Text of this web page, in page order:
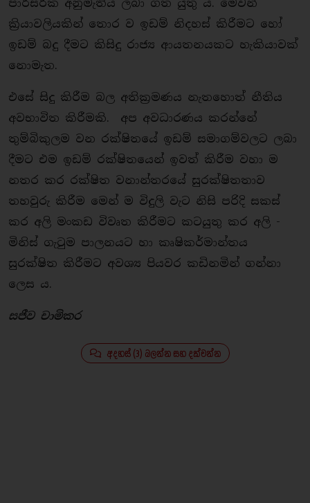
පාරිසරික අනුමැතිය ලබා ගත යුතු ය. මෙවන්
ක්‍රියාවලියකින් තොර ව ඉඩම් නිදහස් කිරීමට හෝ
ඉඩම් බදු දීමට කිසිදු රාජ්‍ය ආයතනයකට හැකියාවක්
නොමැත.
එසේ සිදු කිරීම බල අතික්‍රමණය නැතහොත් නීතිය
අවභාවිත කිරීමකි. අප අවධාරණය කරන්නේ
තුම්බිකුලම වන රක්ෂිතයේ ඉඩම් සමාගම්වලට ලබා
දීමට එම ඉඩම් රක්ෂිතයෙන් ඉවත් කිරීම වහා ම
නතර කර රක්ෂිත වනාන්තරයේ සුරක්ෂිතතාව
තහවුරු කිරීම මෙන් ම විදුලි වැට නිසි පරිදි සකස්
කර අලි මංකඩ විවෘත කිරීමට කටයුතු කර අලි -
මිනිස් ගැටුම පාලනයට හා කෘෂිකර්මාන්තය
සුරක්ෂිත කිරීමට අවශ්‍ය පියවර කඩිනමින් ගන්නා
ලෙස ය.
සජීව චාමිකර
අදහස් (3) බලන්න සහ දක්වන්න